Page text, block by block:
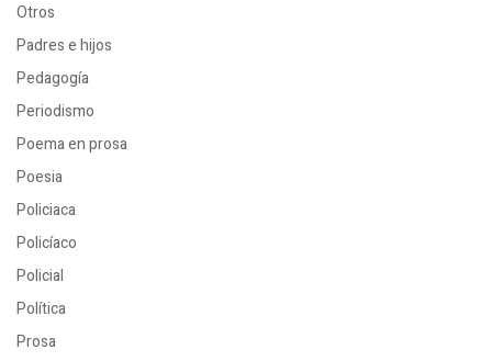
Otros
Padres e hijos
Pedagogía
Periodismo
Poema en prosa
Poesia
Policiaca
Policíaco
Policial
Política
Prosa